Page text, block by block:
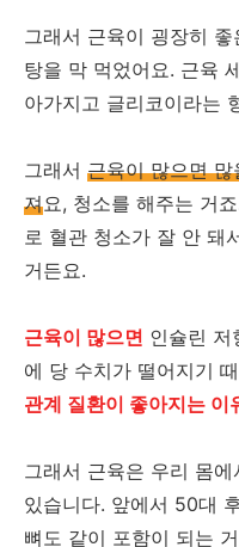
그래서 근육이 굉장히
탕을 막 먹었어요. 근육
아가지고 글리코이라는
그래서 근육이 많으면
져요, 청소를 해주는 거
로 혈관 청소가 잘 안 돼
거든요.
근육이 많으면 인슐린 저
에 당 수치가 떨어지기
관계 질환이 좋아지는 이
그래서 근육은 우리 몸
있습니다. 앞에서 50대
뼈도 같이 포함이 되는